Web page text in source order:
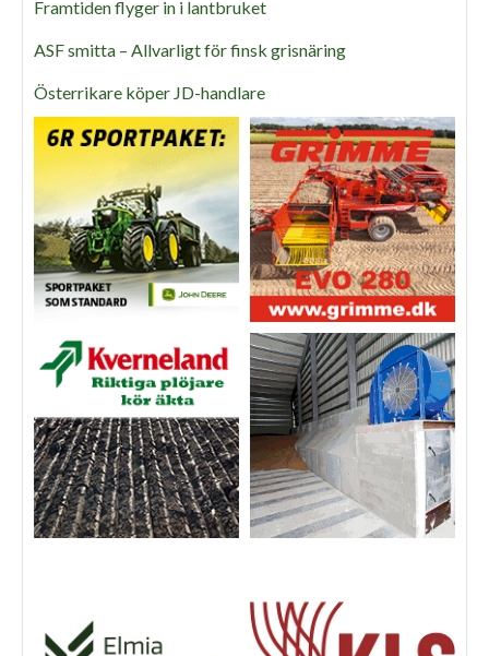
Framtiden flyger in i lantbruket
ASF smitta – Allvarligt för finsk grisnäring
Österrikare köper JD-handlare